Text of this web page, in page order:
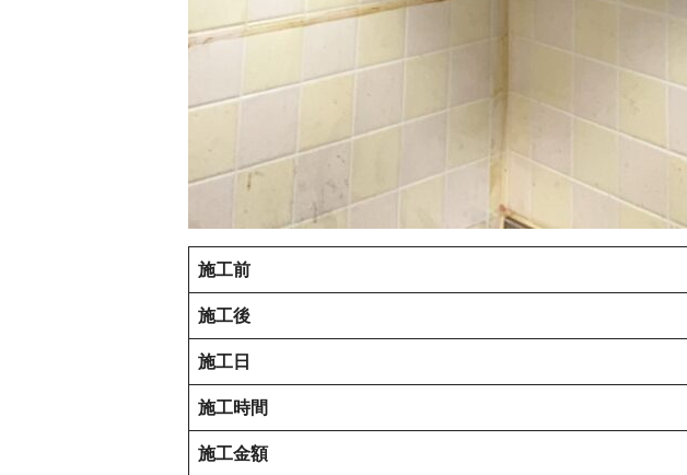
施工前
施工後
施工日
施工時間
施工金額